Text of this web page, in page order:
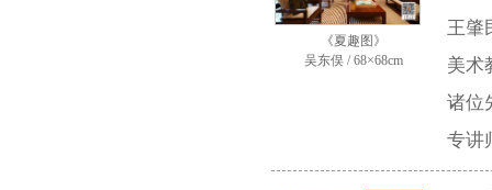
《夏趣图》
吴东俣 / 68×68cm
王肇
美术
诸位
专讲